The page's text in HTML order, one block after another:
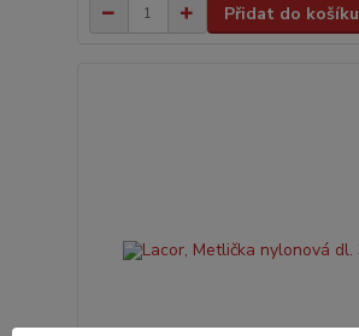
Přidat do košíku